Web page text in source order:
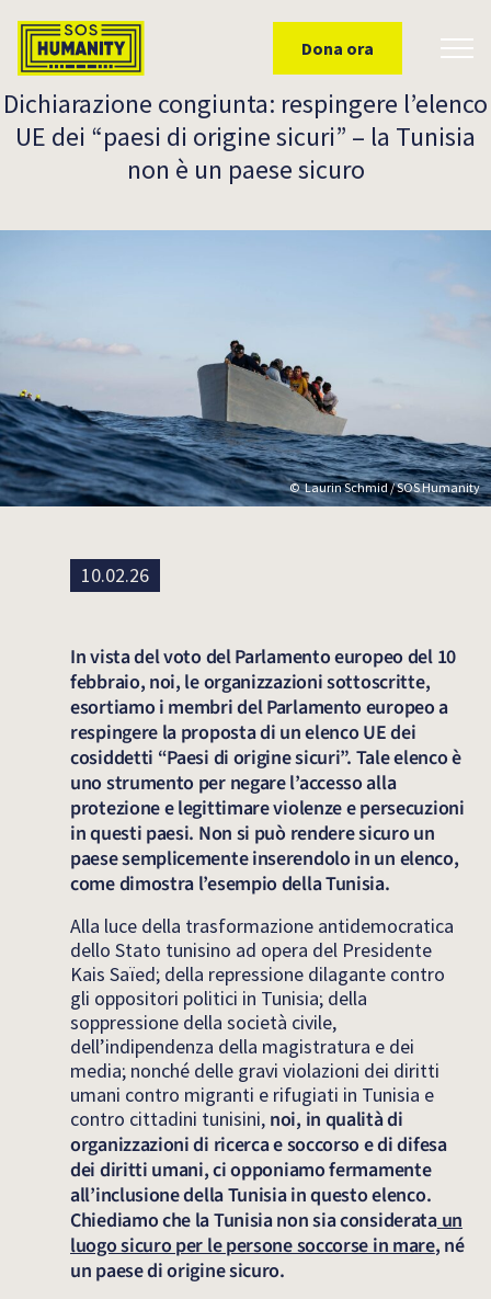
Dona ora
Dichiarazione congiunta: respingere l’elenco
UE dei “paesi di origine sicuri” – la Tunisia
non è un paese sicuro
Laurin Schmid / SOS Humanity
10.02.26
In vista del voto del Parlamento europeo del 10
febbraio, noi, le organizzazioni sottoscritte,
esortiamo i membri del Parlamento europeo a
respingere la proposta di un elenco UE dei
cosiddetti “Paesi di origine sicuri”. Tale elenco è
uno strumento per negare l’accesso alla
protezione e legittimare violenze e persecuzioni
in questi paesi. Non si può rendere sicuro un
paese semplicemente inserendolo in un elenco,
come dimostra l’esempio della Tunisia.
Alla luce della trasformazione antidemocratica
dello Stato tunisino ad opera del Presidente
Kais Saïed; della repressione dilagante contro
gli oppositori politici in Tunisia; della
soppressione della società civile,
dell’indipendenza della magistratura e dei
media; nonché delle gravi violazioni dei diritti
umani contro migranti e rifugiati in Tunisia e
contro cittadini tunisini, noi, in qualità di
organizzazioni di ricerca e soccorso e di difesa
dei diritti umani, ci opponiamo fermamente
all’inclusione della Tunisia in questo elenco.
Chiediamo che la Tunisia non sia considerataun
luogo sicuro per le persone soccorse in mare, né
un paese di origine sicuro.